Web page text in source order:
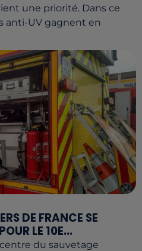
une priorité. Dans ce
anti-UV gagnent en
DE FRANCE SE
LE 10E...
du sauvetage